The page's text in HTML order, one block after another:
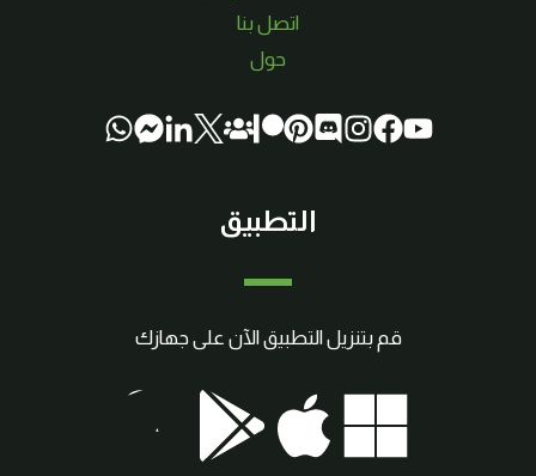
اتصل بنا
حول
التطبيق
قم بتنزيل التطبيق الآن على جهازك